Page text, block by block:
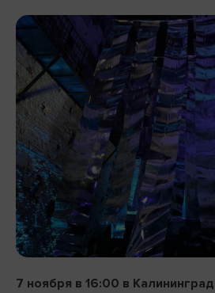
7 ноября в 16:00 в